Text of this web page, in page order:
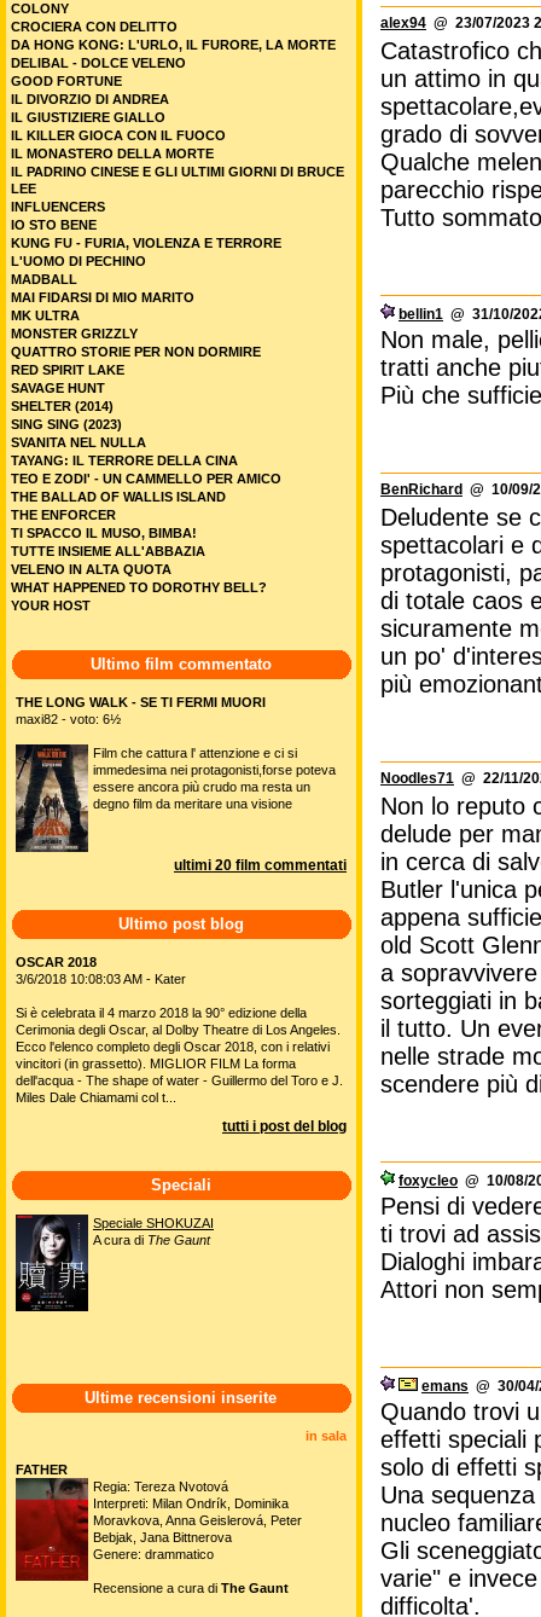
alex94 @ 23/07/2023
Catastrofico
un attimo in
grado di
Qualche
parecchio
Tutto
bellin1 @ 31/10/
Non male,
tratti anche
Più che
BenRichard @ 10/09/
Deludente se
spettacolari e
protagonisti,
di totale caos
sicuramente
un po'
più
Noodles71 @ 22/11/
Non lo reputo
delude per
in cerca di
Butler l'unica
appena
old Scott
a
sorteggiati in
il tutto. Un
nelle strade
scendere più
foxycleo @ 10/08/
Pensi di
ti trovi ad
Dialoghi
Attori non
emans @ 30/
Quando trovi
effetti speciali
solo di effetti
Una
nucleo
Gli
varie" e
difficolta'.
COLONY
CROCIERA CON DELITTO
DA HONG KONG: L'URLO, IL FURORE, LA MORTE
DELIBAL - DOLCE VELENO
GOOD FORTUNE
IL DIVORZIO DI ANDREA
IL GIUSTIZIERE GIALLO
IL KILLER GIOCA CON IL FUOCO
IL MONASTERO DELLA MORTE
IL PADRINO CINESE E GLI ULTIMI GIORNI DI BRUCE
LEE
INFLUENCERS
IO STO BENE
KUNG FU - FURIA, VIOLENZA E TERRORE
L'UOMO DI PECHINO
MADBALL
MAI FIDARSI DI MIO MARITO
MK ULTRA
MONSTER GRIZZLY
QUATTRO STORIE PER NON DORMIRE
RED SPIRIT LAKE
SAVAGE HUNT
SHELTER (2014)
SING SING (2023)
SVANITA NEL NULLA
TAYANG: IL TERRORE DELLA CINA
TEO E ZODI' - UN CAMMELLO PER AMICO
THE BALLAD OF WALLIS ISLAND
THE ENFORCER
TI SPACCO IL MUSO, BIMBA!
TUTTE INSIEME ALL'ABBAZIA
VELENO IN ALTA QUOTA
WHAT HAPPENED TO DOROTHY BELL?
YOUR HOST
Ultimo film commentato
THE LONG WALK - SE TI FERMI MUORI
maxi82 - voto: 6½
Film che cattura l' attenzione e ci si
immedesima nei protagonisti,forse poteva
essere ancora più crudo ma resta un
degno film da meritare una visione
ultimi 20 film commentati
Ultimo post blog
OSCAR 2018
3/6/2018 10:08:03 AM - Kater
Si è celebrata il 4 marzo 2018 la 90° edizione della
Cerimonia degli Oscar, al Dolby Theatre di Los Angeles.
Ecco l'elenco completo degli Oscar 2018, con i relativi
vincitori (in grassetto). MIGLIOR FILM La forma
dell'acqua - The shape of water - Guillermo del Toro e J.
Miles Dale Chiamami col t...
tutti i post del blog
Speciali
Speciale SHOKUZAI
A cura di The Gaunt
Ultime recensioni inserite
in sala
FATHER
Regia: Tereza Nvotová
Interpreti: Milan Ondrík, Dominika
Moravkova, Anna Geislerová, Peter
Bebjak, Jana Bittnerova
Genere: drammatico
Recensione a cura di The Gaunt